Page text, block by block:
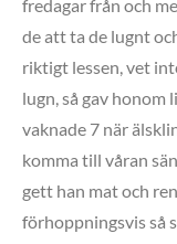
fredagar från och
de att ta de lugnt
riktigt lessen, vet
lugn, så gav honom
vaknade 7 när
komma till våran
gett han mat och
förhoppningsvis så